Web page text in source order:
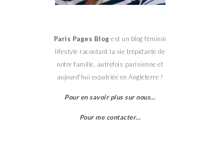
Paris Pages Blog est un blog féminin
lifestyle racontant la vie trépidante de
notre famille, autrefois parisienne et
aujourd’hui expatriée en Angleterre !
Pour en savoir plus sur nous…
Pour me contacter…